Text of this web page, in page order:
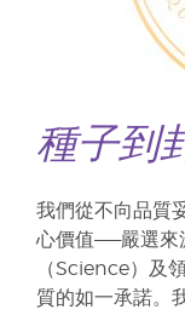
種子到
我們從不向品質
心價值——嚴選
（Science）及
質的如一承諾。